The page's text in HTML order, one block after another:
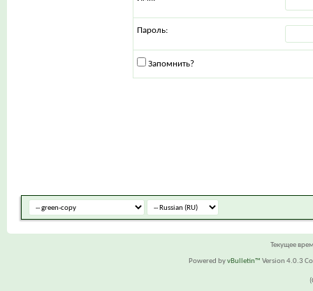
Пароль:
Запомнить?
Текущее
Powered byvBulletin™ Version 4.0.3